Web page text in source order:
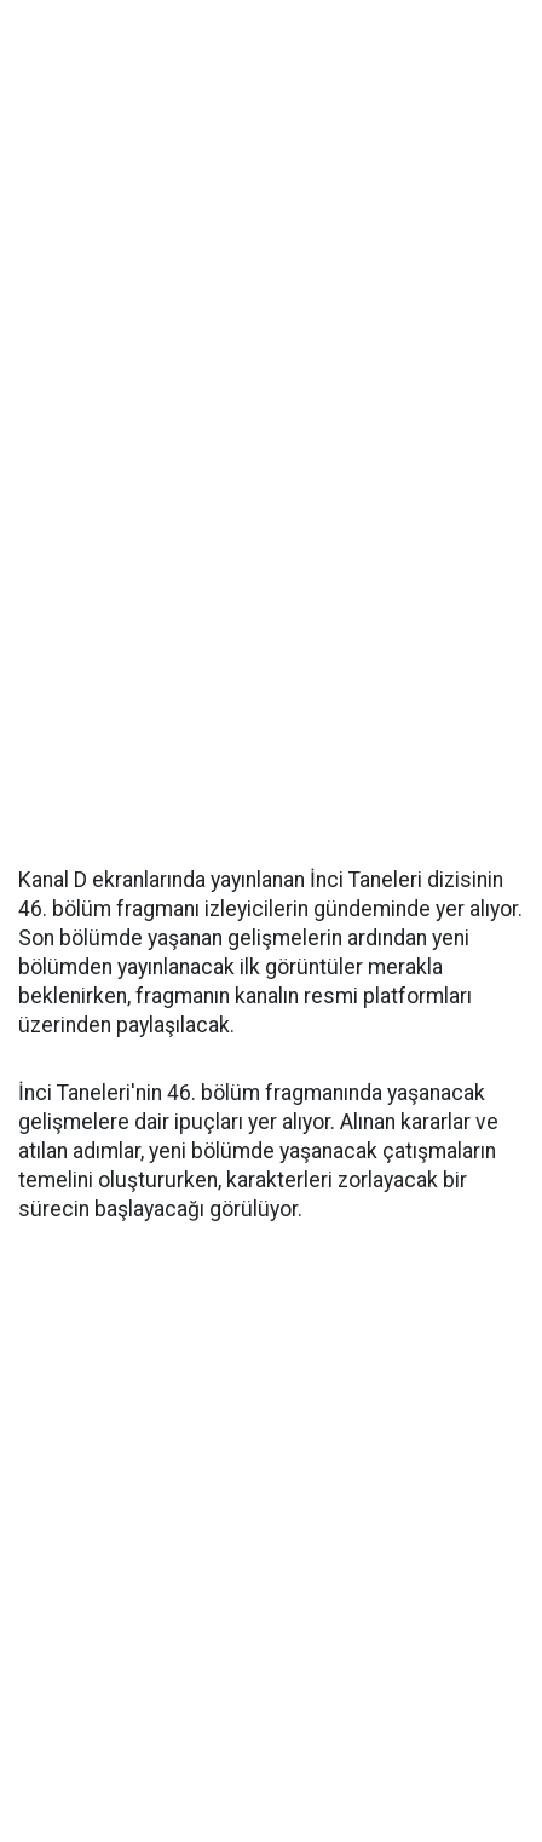
Kanal D ekranlarında yayınlanan İnci Taneleri dizisinin
46. bölüm fragmanı izleyicilerin gündeminde yer alıyor.
Son bölümde yaşanan gelişmelerin ardından yeni
bölümden yayınlanacak ilk görüntüler merakla
beklenirken, fragmanın kanalın resmi platformları
üzerinden paylaşılacak.
İnci Taneleri'nin 46. bölüm fragmanında yaşanacak
gelişmelere dair ipuçları yer alıyor. Alınan kararlar ve
atılan adımlar, yeni bölümde yaşanacak çatışmaların
temelini oluştururken, karakterleri zorlayacak bir
sürecin başlayacağı görülüyor.